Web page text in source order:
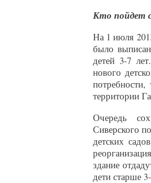
Кто пойдет
На 1 июля
было
детей 3-7
нового
территории
Очередь
Сиверского
детских
здание
дети старше